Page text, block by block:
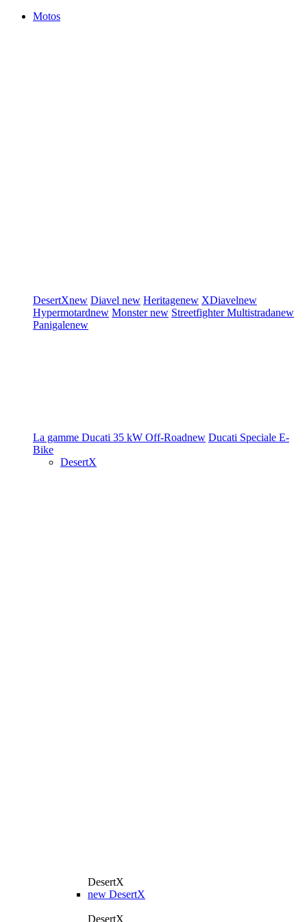
Motos
DesertXnew Diavel new Heritagenew XDiavelnew
Hypermotardnew Monsternew StreetfighterMultistradanew
Panigalenew
La gamme Ducati 35 kW Off-Roadnew Ducati Speciale E-
Bike
DesertX
DesertX
new DesertX
DesertX